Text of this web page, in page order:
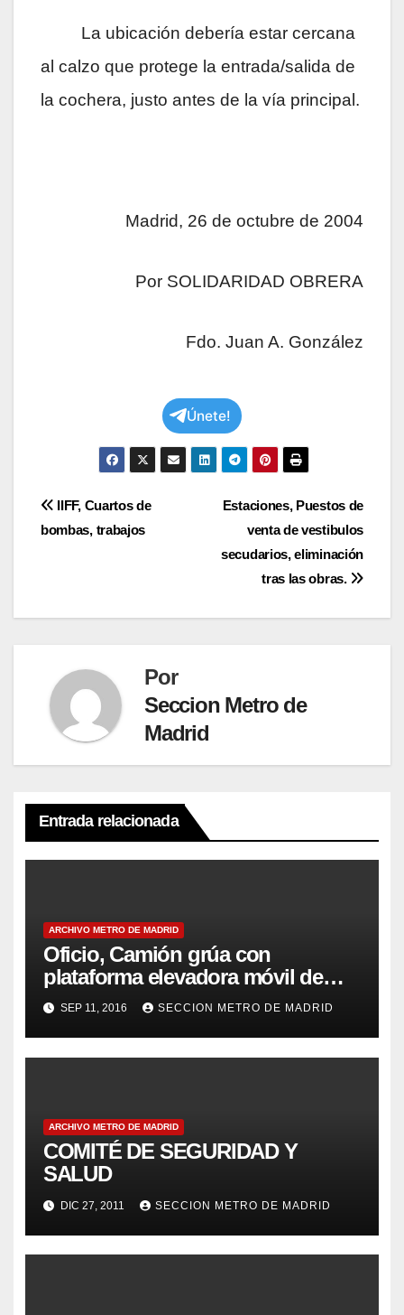
La ubicación debería estar cercana
al calzo que protege la entrada/salida de
la cochera, justo antes de la vía principal.
Madrid, 26 de octubre de 2004
Por SOLIDARIDAD OBRERA
Fdo. Juan A. González
Únete!
Navegación
Estaciones, Puestos de
venta de vestibulos
secudarios, eliminación
tras las obras.
IIFF, Cuartos de
bombas, trabajos
Por
Seccion Metro de
Madrid
Entrada relacionada
ARCHIVO METRO DE MADRID
Oficio, Camión grúa con
plataforma elevadora móvil de
personal
SEP 11, 2016 SECCION METRO DE MADRID
ARCHIVO METRO DE MADRID
COMITÉ DE SEGURIDAD Y
SALUD
DIC 27, 2011 SECCION METRO DE MADRID